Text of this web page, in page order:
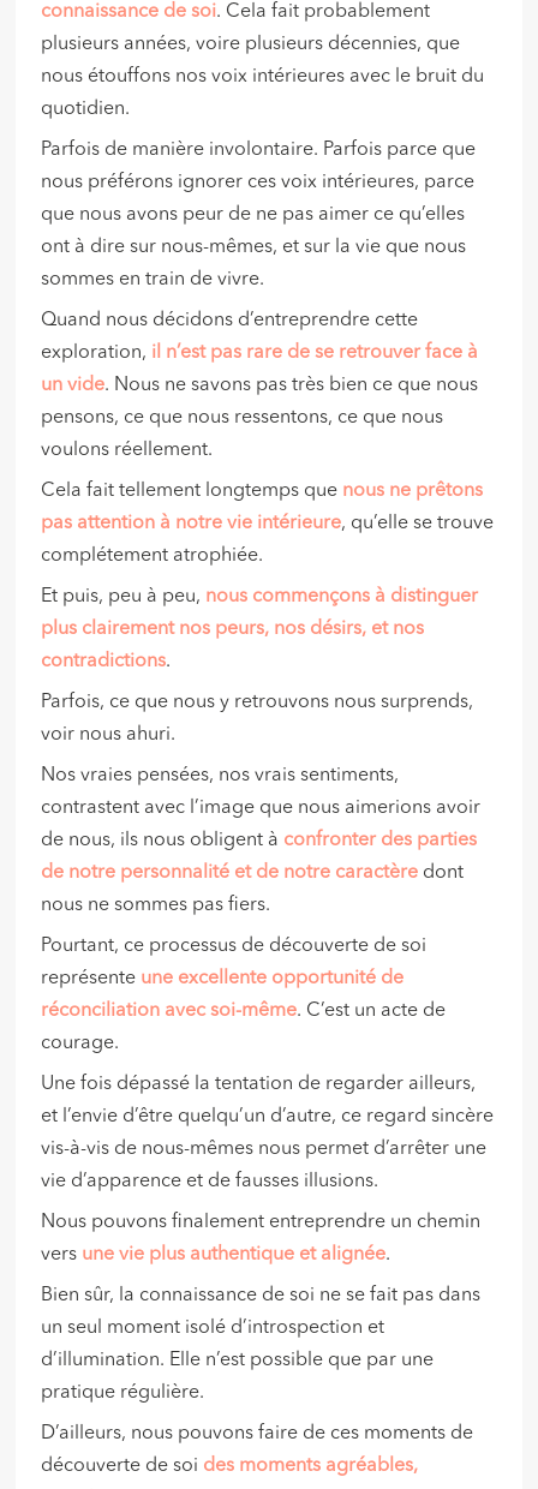
connaissance de soi. Cela fait probablement
plusieurs années, voire plusieurs décennies, que
nous étouffons nos voix intérieures avec le bruit du
quotidien.
Parfois de manière involontaire. Parfois parce que
nous préférons ignorer ces voix intérieures, parce
que nous avons peur de ne pas aimer ce qu’elles
ont à dire sur nous-mêmes, et sur la vie que nous
sommes en train de vivre.
Quand nous décidons d’entreprendre cette
exploration, il n’est pas rare de se retrouver face à
un vide. Nous ne savons pas très bien ce que nous
pensons, ce que nous ressentons, ce que nous
voulons réellement.
Cela fait tellement longtemps que nous ne prêtons
pas attention à notre vie intérieure, qu’elle se trouve
complétement atrophiée.
Et puis, peu à peu, nous commençons à distinguer
plus clairement nos peurs, nos désirs, et nos
contradictions.
Parfois, ce que nous y retrouvons nous surprends,
voir nous ahuri.
Nos vraies pensées, nos vrais sentiments,
contrastent avec l’image que nous aimerions avoir
de nous, ils nous obligent à confronter des parties
de notre personnalité et de notre caractère dont
nous ne sommes pas fiers.
Pourtant, ce processus de découverte de soi
représente une excellente opportunité de
réconciliation avec soi-même. C’est un acte de
courage.
Une fois dépassé la tentation de regarder ailleurs,
et l’envie d’être quelqu’un d’autre, ce regard sincère
vis-à-vis de nous-mêmes nous permet d’arrêter une
vie d’apparence et de fausses illusions.
Nous pouvons finalement entreprendre un chemin
vers une vie plus authentique et alignée.
Bien sûr, la connaissance de soi ne se fait pas dans
un seul moment isolé d’introspection et
d’illumination. Elle n’est possible que par une
pratique régulière.
D’ailleurs, nous pouvons faire de ces moments de
découverte de soi des moments agréables,